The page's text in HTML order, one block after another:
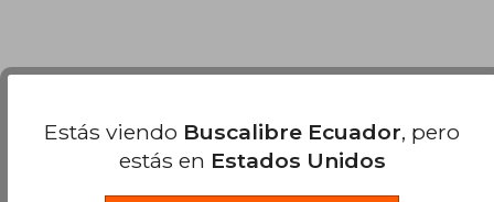
Estás viendo Buscalibre Ecuador, pero
estás en Estados Unidos